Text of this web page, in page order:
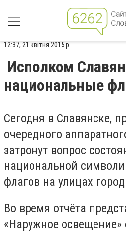
12:37, 21 квітня 2015 р.
Исполком
национальные
Сегодня в Славянске,
очередного
затронут вопрос
национальной
флагов на улицах
Во время отчёта
«Наружное освещение»